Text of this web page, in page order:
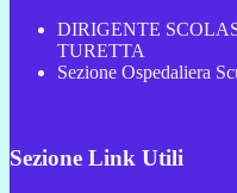
DIRIGENTE
TURETTA
Sezione Ospedaliera
Sezione Link Utili